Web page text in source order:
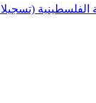
الفلسطينية